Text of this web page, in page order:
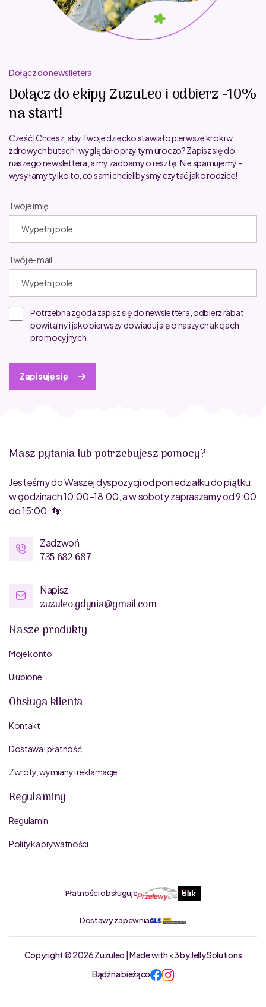
Dołącz do newslletera
Dołącz do ekipy ZuzuLeo i odbierz -10%
na start!
Cześć! Chcesz, aby Twoje dziecko stawiało pierwsze kroki w
zdrowych butach i wyglądało przy tym uroczo? Zapisz się do
naszego newslettera, a my zadbamy o resztę. Nie spamujemy –
wysyłamy tylko to, co sami chcielibyśmy czytać jako rodzice!
Twoje imię
Twój e-mail
Potrzebna zgoda zapisz się do newslettera, odbierz rabat
powitalny i jako pierwszy dowiaduj się o naszych akcjach
promocyjnych.
Zapisuję się
Masz pytania lub potrzebujesz pomocy?
Jesteśmy do Waszej dyspozycji od poniedziałku do piątku
w godzinach 10:00–18:00, a w soboty zapraszamy od 9:00
do 15:00. 👣
Zadzwoń
735 682 687
Napisz
zuzuleo.gdynia@gmail.com
Nasze produkty
Moje konto
Ulubione
Obsługa klienta
Kontakt
Dostawa i płatność
Zwroty, wymiany i reklamacje
Regulaminy
Regulamin
Polityka prywatności
Płatności obsługuje
Dostawy zapewnia
Copyright © 2026 Zuzuleo | Made with <3 by Jelly Solutions
Bądź na bieżąco